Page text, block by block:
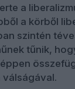
a
a körből
szintén
tűnik,
válságával.